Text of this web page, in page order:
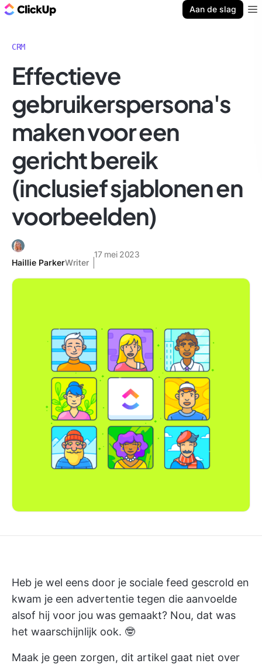
Aan de slag
CRM
Effectieve
gebruikerspersona's
maken voor een
gericht bereik
(inclusief sjablonen en
voorbeelden)
Haillie ParkerWriter
17 mei 2023
Heb je wel eens door je sociale feed gescrold en
kwam je een advertentie tegen die aanvoelde
alsof hij voor jou was gemaakt? Nou, dat was
het waarschijnlijk ook. 🤓
Maak je geen zorgen, dit artikel gaat niet over